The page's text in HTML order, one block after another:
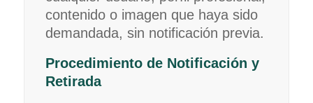
contenido o imagen que haya sido
demandada, sin notificación previa.
Procedimiento de Notificación y
Retirada